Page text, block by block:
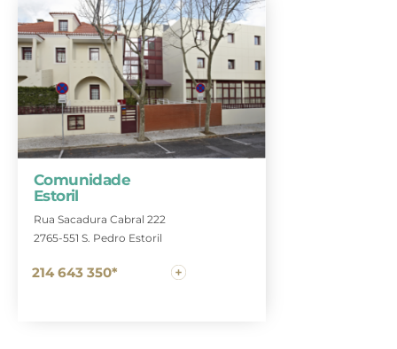
Comunidade
Estoril
Rua Sacadura Cabral 222
2765-551 S. Pedro Estoril
214 643 350*